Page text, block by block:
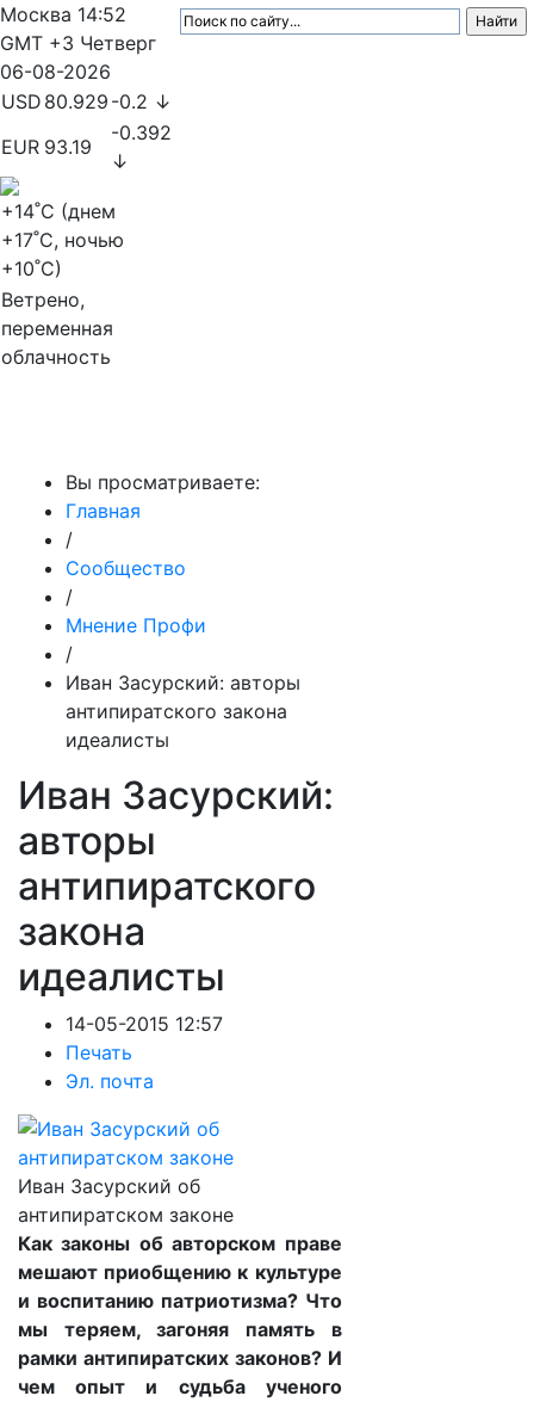
Москва 14:52
GMT +3 Четверг
06-08-2026
USD 80.929 -0.2 ↓
EUR 93.19
-0.392
↓
+14˚C (днем
+17˚C, ночью
+10˚C)
Ветрено,
переменная
облачность
Вы просматриваете:
Главная
/
Сообщество
/
Мнение Профи
/
Иван Засурский: авторы
антипиратского закона
идеалисты
Иван Засурский:
авторы
антипиратского
закона
идеалисты
14-05-2015 12:57
Печать
Эл. почта
Иван Засурский об
антипиратском законе
Как законы об авторском праве
мешают приобщению к культуре
и воспитанию патриотизма? Что
мы теряем, загоняя память в
рамки антипиратских законов? И
чем опыт и судьба ученого